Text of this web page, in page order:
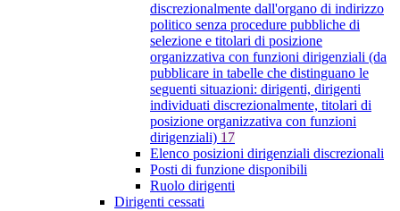
discrezionalmente dall'organo di indirizzo
politico senza procedure pubbliche di
selezione e titolari di posizione
organizzativa con funzioni dirigenziali (da
pubblicare in tabelle che distinguano le
seguenti situazioni: dirigenti, dirigenti
individuati discrezionalmente, titolari di
posizione organizzativa con funzioni
dirigenziali) 17
Elenco posizioni dirigenziali discrezionali
Posti di funzione disponibili
Ruolo dirigenti
Dirigenti cessati